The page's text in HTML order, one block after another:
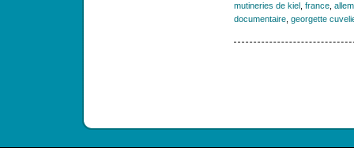
mutineries de kiel, france,
documentaire, georgette